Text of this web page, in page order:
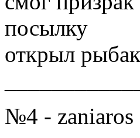
посылку
открыл
№4 - zaniaros